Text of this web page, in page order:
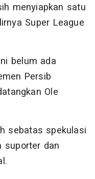
menyiapkan satu
Super League
belum ada
Persib
Ole
sebatas spekulasi
suporter dan